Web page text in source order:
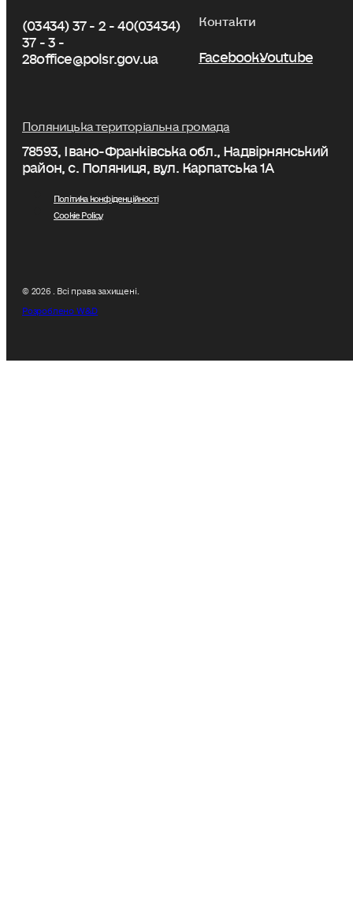
(03434) 37 - 2 - 40(03434)
37 - 3 -
28office@polsr.gov.ua
Контакти
FacebookYoutube
Поляницька територіальна громада
78593, Івано-Франківська обл., Надвірнянський
район, с. Поляниця, вул. Карпатська 1А
Політика конфіденційності
Cookie Policy
© 2026 . Всі права захищені.
Розроблено W&D